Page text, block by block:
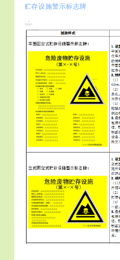
贮存设施警示标志牌